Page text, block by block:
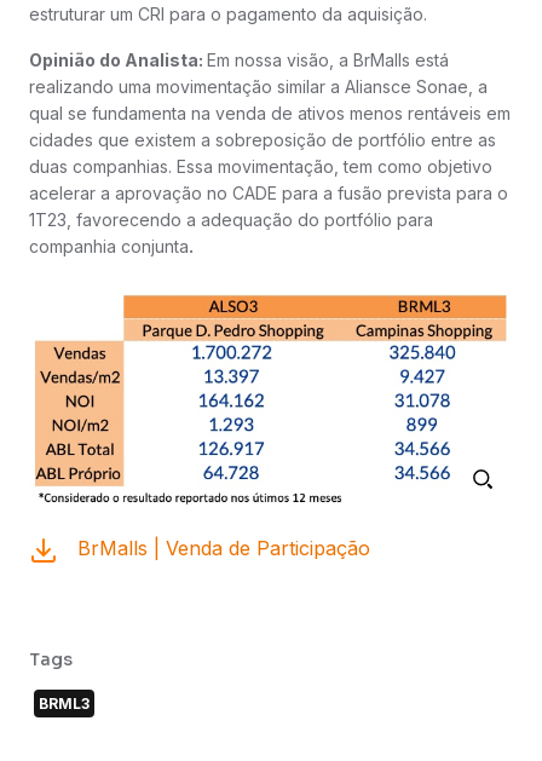
estruturar um CRI para o pagamento da aquisição.
Opinião do Analista: Em nossa visão, a BrMalls está
realizando uma movimentação similar a Aliansce Sonae, a
qual se fundamenta na venda de ativos menos rentáveis em
cidades que existem a sobreposição de portfólio entre as
duas companhias. Essa movimentação, tem como objetivo
acelerar a aprovação no CADE para a fusão prevista para o
1T23, favorecendo a adequação do portfólio para
companhia conjunta.
BrMalls | Venda de Participação
Tags
BRML3